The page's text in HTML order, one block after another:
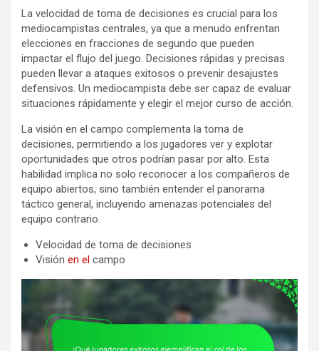
La velocidad de toma de decisiones es crucial para los
mediocampistas centrales, ya que a menudo enfrentan
elecciones en fracciones de segundo que pueden
impactar el flujo del juego. Decisiones rápidas y precisas
pueden llevar a ataques exitosos o prevenir desajustes
defensivos. Un mediocampista debe ser capaz de evaluar
situaciones rápidamente y elegir el mejor curso de acción.
La visión en el campo complementa la toma de
decisiones, permitiendo a los jugadores ver y explotar
oportunidades que otros podrían pasar por alto. Esta
habilidad implica no solo reconocer a los compañeros de
equipo abiertos, sino también entender el panorama
táctico general, incluyendo amenazas potenciales del
equipo contrario.
Velocidad de toma de decisiones
Visión en el campo